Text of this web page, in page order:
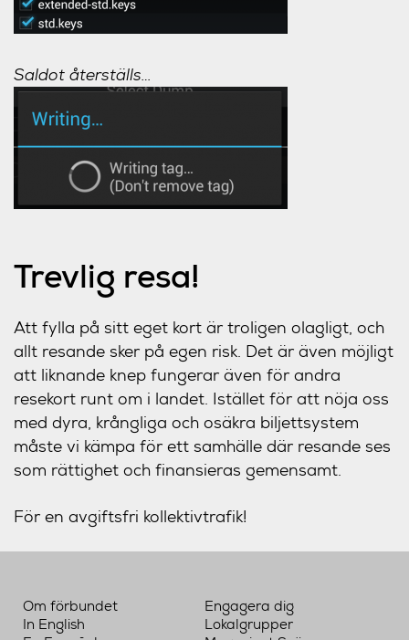
Saldot återställs…
Trevlig resa!
Att fylla på sitt eget kort är troligen olagligt, och
allt resande sker på egen risk. Det är även möjligt
att liknande knep fungerar även för andra
resekort runt om i landet. Istället för att nöja oss
med dyra, krångliga och osäkra biljettsystem
måste vi kämpa för ett samhälle där resande ses
som rättighet och finansieras gemensamt.
För en avgiftsfri kollektivtrafik!
Om förbundet
In English
Engagera dig
Lokalgrupper